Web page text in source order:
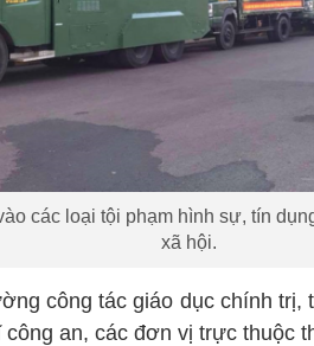
các loại tội phạm hình sự, tín
xã hội.
công tác giáo dục chính
an, các đơn vị trực thuộc